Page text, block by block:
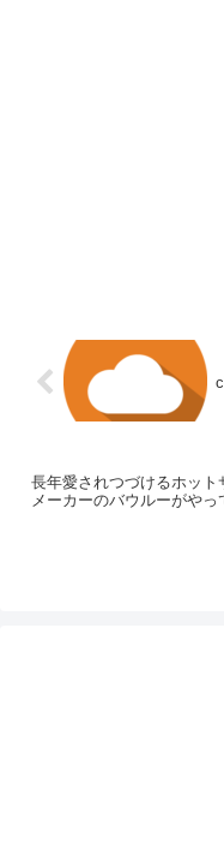
長年愛されつづけるホット
メーカーのバウルーがやっ